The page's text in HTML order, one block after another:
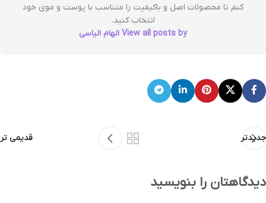
کنم تا محصولات اصل و باکیفیت را متناسب با پوست و موی خود
انتخاب کنید.
View all posts by الهام الیاسی
جدیدتر قدیمی تر
دیدگاهتان را بنویسید